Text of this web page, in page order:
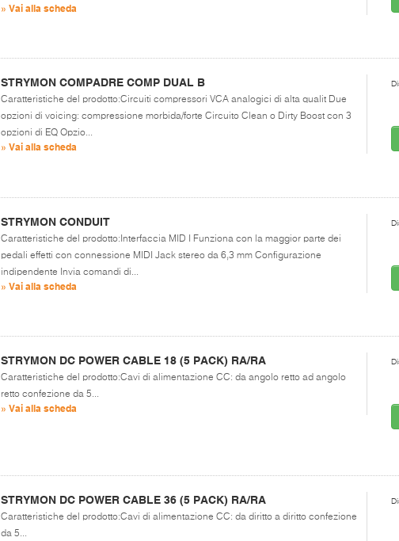
» Vai alla scheda
STRYMON COMPADRE COMP DUAL B
Caratteristiche del prodotto:Circuiti compressori VCA analogici di alta qualit Due
opzioni di voicing: compressione morbida/forte Circuito Clean o Dirty Boost con 3
opzioni di EQ Opzio...
» Vai alla scheda
STRYMON CONDUIT
Caratteristiche del prodotto:Interfaccia MID I Funziona con la maggior parte dei
pedali effetti con connessione MIDI Jack stereo da 6,3 mm Configurazione
indipendente Invia comandi di...
» Vai alla scheda
STRYMON DC POWER CABLE 18 (5 PACK) RA/RA
Caratteristiche del prodotto:Cavi di alimentazione CC: da angolo retto ad angolo
retto confezione da 5...
» Vai alla scheda
STRYMON DC POWER CABLE 36 (5 PACK) RA/RA
Caratteristiche del prodotto:Cavi di alimentazione CC: da diritto a diritto confezione
da 5...